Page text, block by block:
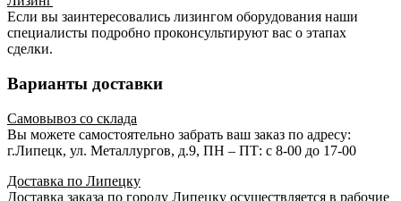
Если вы заинтересовались лизингом оборудования наши
специалисты подробно проконсультируют вас о этапах
сделки.
Варианты доставки
Самовывоз со склада
Вы можете самостоятельно забрать ваш заказ по адресу:
г.Липецк, ул. Металлургов, д.9, ПН – ПТ: с 8-00 до 17-00
Доставка по Липецку
Доставка заказа по городу Липецку осуществляется в рабочие